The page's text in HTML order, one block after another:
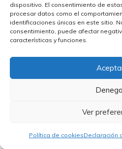
dispositivo. El consentimiento de
procesar datos como el
identificaciones únicas en este sitio.
consentimiento, puede afectar
características y funciones.
Ver
Política de cookiesDeclaración
¿Qué ocurre si
señal V16 sin
requisitos técnicos exigidos y
válido conforme a la
comprar una baliza, verifica
¿Cada cuánto